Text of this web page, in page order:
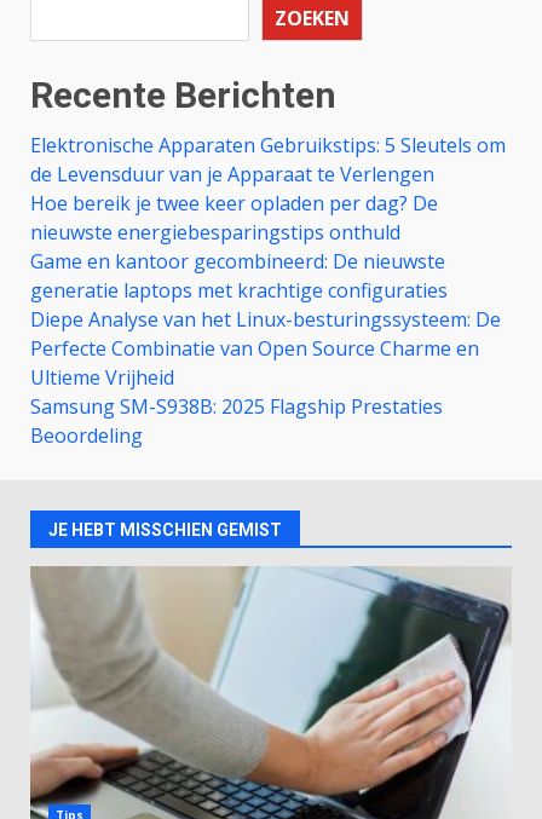
ZOEKEN
Recente Berichten
Elektronische Apparaten Gebruikstips: 5 Sleutels om
de Levensduur van je Apparaat te Verlengen
Hoe bereik je twee keer opladen per dag? De
nieuwste energiebesparingstips onthuld
Game en kantoor gecombineerd: De nieuwste
generatie laptops met krachtige configuraties
Diepe Analyse van het Linux-besturingssysteem: De
Perfecte Combinatie van Open Source Charme en
Ultieme Vrijheid
Samsung SM-S938B: 2025 Flagship Prestaties
Beoordeling
JE HEBT MISSCHIEN GEMIST
Tips